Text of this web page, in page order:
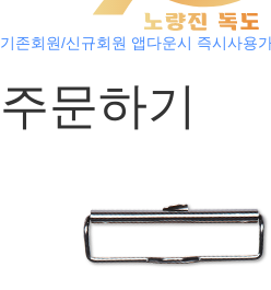
기존회원/신규회원 앱다운시 즉시사용
주문하기